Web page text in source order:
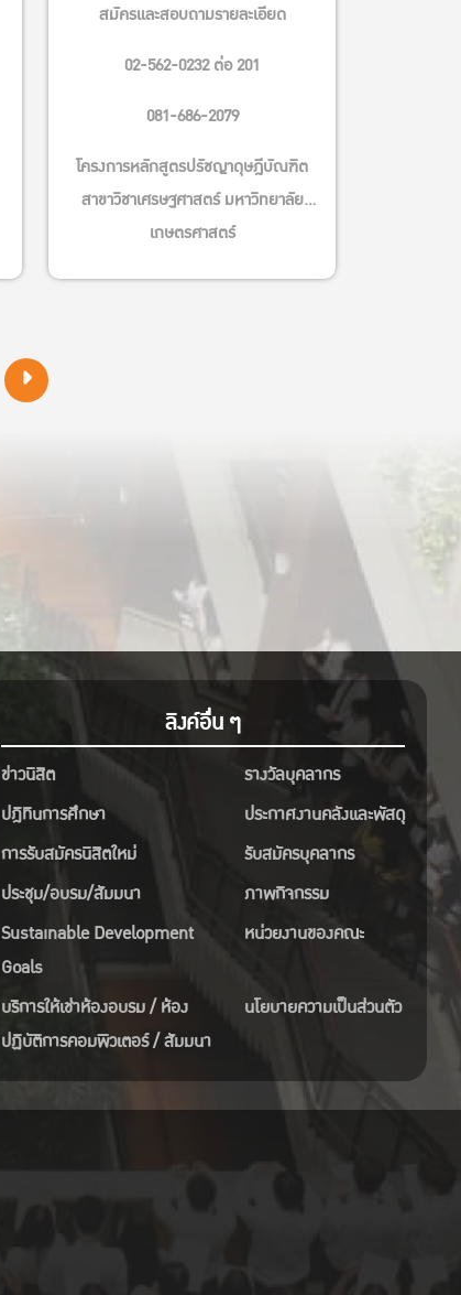
สมัครและสอบถามรายละเอียด
02-562-0232 ต่อ 201
081-686-2079
โครงการหลักสูตรปรัชญาดุษฎีบัณฑิต
สาขาวิชาเศรษฐศาสตร์ มหาวิทยาลัย
เกษตรศาสตร์
ลิงค์อื่น ๆ
ข่าวนิสิต
รางวัลบุคลากร
ปฎิทินการศึกษา
ประกาศงานคลังและพัสดุ
การรับสมัครนิสิตใหม่
รับสมัครบุคลากร
ประชุม/อบรม/สัมมนา
ภาพกิจกรรม
Sustainable Development
Goals
หน่วยงานของคณะ
บริการให้เช่าห้องอบรม / ห้อง
ปฏิบัติการคอมพิวเตอร์ / สัมมนา
นโยบายความเป็นส่วนตัว